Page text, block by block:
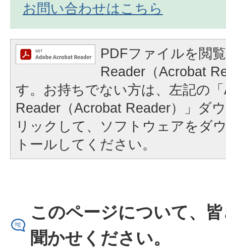
お問い合わせはこちら
PDFファイルを閲
Reader（Acrobat
す。お持ちでない方は、左記の
Reader（Acrobat Reader）」ダ
リックして、ソフトウェアをダ
トールしてください。
このページについて、
聞かせください。